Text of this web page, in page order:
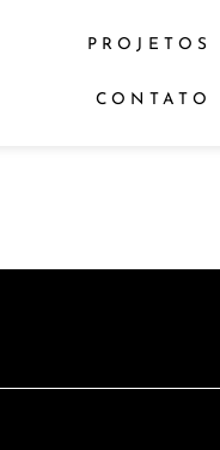
PROJETOS
CONTATO